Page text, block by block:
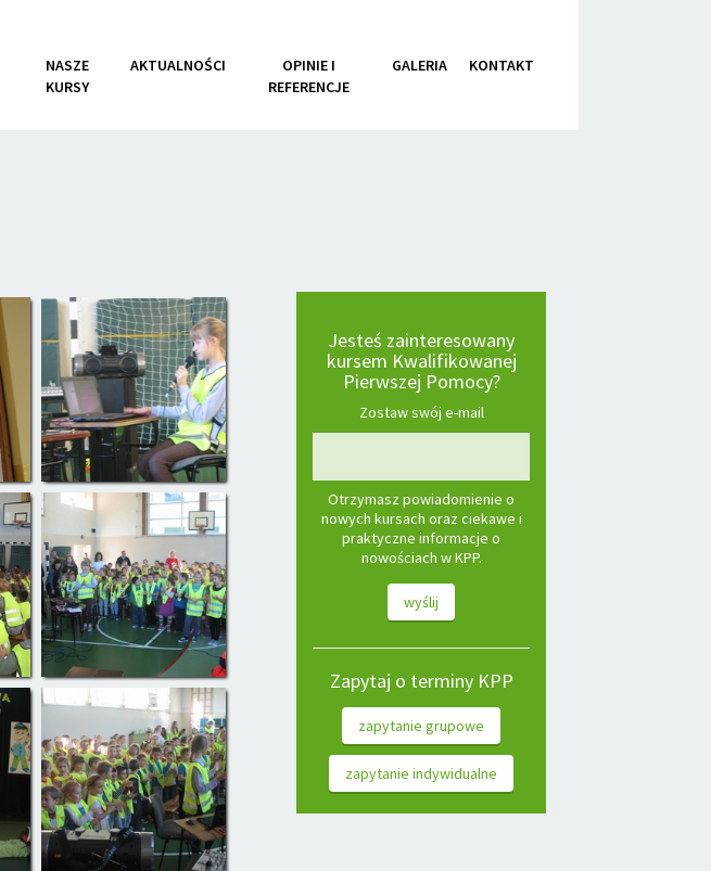
NASZE
KURSY
AKTUALNOŚCI
OPINIE I
REFERENCJE
GALERIA KONTAKT
Jesteś zainteresowany
kursem Kwalifikowanej
Pierwszej Pomocy?
Zostaw swój e-mail
Otrzymasz powiadomienie o
nowych kursach oraz ciekawe i
praktyczne informacje o
nowościach w KPP.
wyślij
Zapytaj o terminy KPP
zapytanie grupowe
zapytanie indywidualne